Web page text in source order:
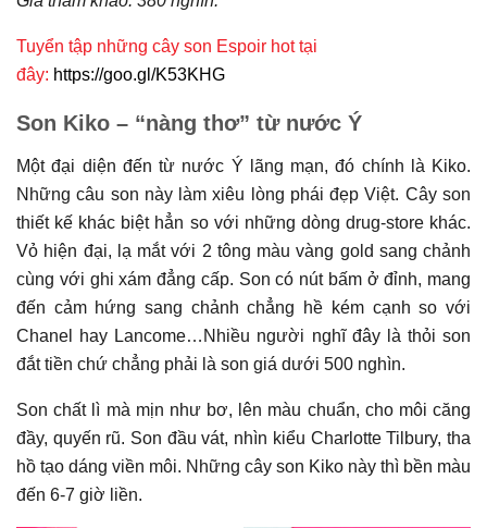
Tuyển tập những cây son Espoir hot tại
đây: https://goo.gl/K53KHG
Son Kiko – “nàng thơ” từ nước Ý
Một đại diện đến từ nước Ý lãng mạn, đó chính là Kiko.
Những câu son này làm xiêu lòng phái đẹp Việt. Cây son
thiết kế khác biệt hẳn so với những dòng drug-store khác.
Vỏ hiện đại, lạ mắt với 2 tông màu vàng gold sang chảnh
cùng với ghi xám đẳng cấp. Son có nút bấm ở đỉnh, mang
đến cảm hứng sang chảnh chẳng hề kém cạnh so với
Chanel hay Lancome…Nhiều người nghĩ đây là thỏi son
đắt tiền chứ chẳng phải là son giá dưới 500 nghìn.
Son chất lì mà mịn như bơ, lên màu chuẩn, cho môi căng
đầy, quyến rũ. Son đầu vát, nhìn kiểu Charlotte Tilbury, tha
hồ tạo dáng viền môi. Những cây son Kiko này thì bền màu
đến 6-7 giờ liền.